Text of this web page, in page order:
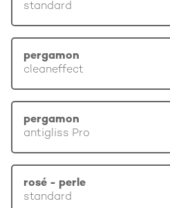
standard
pergamon
cleaneffect
pergamon
antigliss Pro
rosé - perle
standard